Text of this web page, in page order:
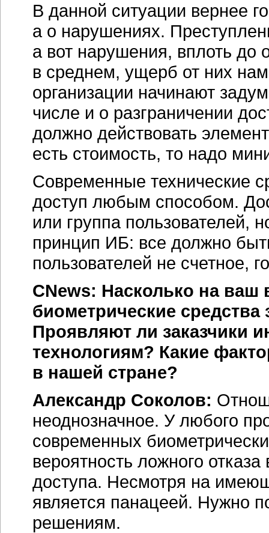
В данной ситуации вернее
а о нарушениях.
а вот нарушения, вплоть
в среднем, ущерб от них
организации начинают
числе и о разграничении
должно действовать
есть стоимость, то надо
Современные технические
доступ любым способом.
или группа пользователей,
принцип ИБ: все должно
пользователей не счетное,
CNews: Насколько на ваш
биометрические
Проявляют ли заказчики
технологиям? Какие
в нашей стране?
Александр Соколов:
неоднозначное. У любого
современных
вероятность ложного
доступа. Несмотря на
является панацеей. Нужно
решениям.